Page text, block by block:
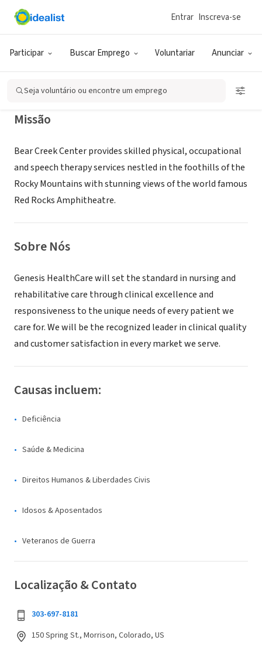
Participar Buscar Emprego Voluntariar Anunciar
Entrar Inscreva-se
Seja voluntário ou encontre um emprego
EMPRESA (ESG E NEGÓCIO SOCIAL)
Bear Creek Center
Missão
Bear Creek Center provides skilled physical, occupational
and speech therapy services nestled in the foothills of the
Rocky Mountains with stunning views of the world famous
Red Rocks Amphitheatre.
Sobre Nós
Genesis HealthCare will set the standard in nursing and
rehabilitative care through clinical excellence and
responsiveness to the unique needs of every patient we
care for. We will be the recognized leader in clinical quality
and customer satisfaction in every market we serve.
Causas incluem:
Deficiência
Saúde & Medicina
Direitos Humanos & Liberdades Civis
Idosos & Aposentados
Veteranos de Guerra
Localização & Contato
303-697-8181
150 Spring St., Morrison, Colorado, US